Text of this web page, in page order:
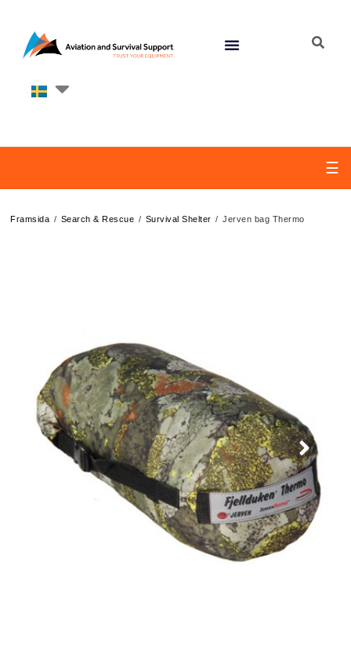
☰
Framsida / Search & Rescue / Survival Shelter / Jerven bag Thermo